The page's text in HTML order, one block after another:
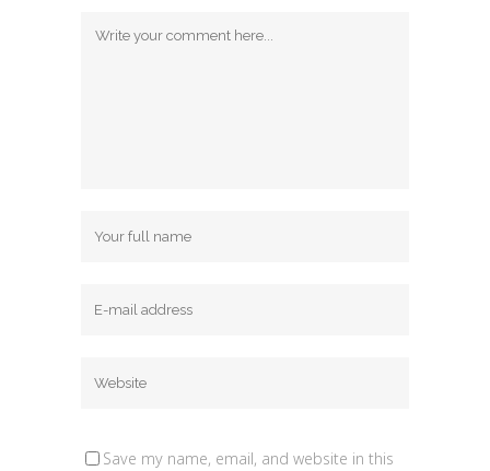
Save my name, email, and website in this